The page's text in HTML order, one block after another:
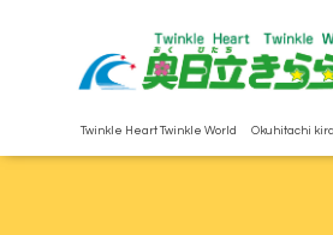
Twinkle Heart Twinkle World Okuhitachi